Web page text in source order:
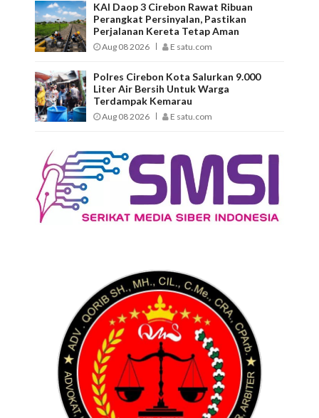
KAI Daop 3 Cirebon Rawat Ribuan
Perangkat Persinyalan, Pastikan
Perjalanan Kereta Tetap Aman
Aug 08 2026 E satu.com
Polres Cirebon Kota Salurkan 9.000
Liter Air Bersih Untuk Warga
Terdampak Kemarau
Aug 08 2026 E satu.com